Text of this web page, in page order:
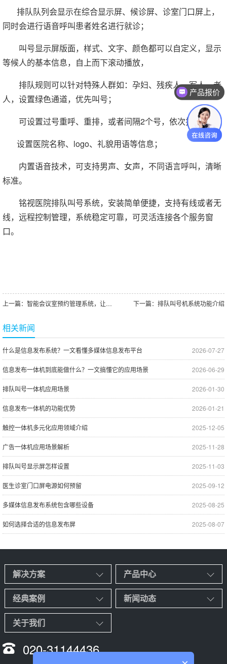
排队队列会显示在综合显示屏、候诊屏、诊室门口屏上，
同时会进行语音呼叫患者姓名进行就诊；
叫号显示屏版面，样式、文字、颜色都可以自定义，显示
等候人的基本信息，自上而下滚动播放，
排队规则可以针对特殊人群如：孕妇、残疾人、军人、老
人，设置绿色通道，优先叫号；
可设置过号重呼、重排，或者间隔2个号，依次排队；
设置医院名称、logo、礼貌用语等信息；
内置语音技术，可支持男声、女声，不同语言呼叫，清晰
标准。
铭视医院排队叫号系统，安装简单便捷，支持有线或者无
线，远程控制管理，系统稳定可靠，可灵活连接各个服务窗
口。
上一篇： 智能会议室预约管理系统，让会议变得更高效 下一篇： 排队叫号机系统功能介绍
相关新闻
2026-07-27
什么是信息发布系统？一文看懂多媒体信息发布平台
2026-06-29
信息发布一体机到底能做什么？一文搞懂它的应用场景
2026-01-30
排队叫号一体机应用场景
2026-01-21
信息发布一体机的功能优势
2025-12-05
触控一体机多元化应用领域介绍
2025-11-28
广告一体机应用场景解析
2025-11-03
排队叫号显示屏怎样设置
2025-09-12
医生诊室门口屏电源如何预留
2025-08-25
多媒体信息发布系统包含哪些设备
2025-08-07
如何选择合适的信息发布屏
解决方案 产品中心
经典案例 新闻动态
关于我们
020-31144436
产品报价